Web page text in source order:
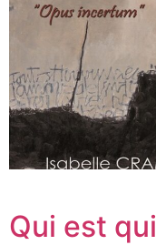
Qui est qui